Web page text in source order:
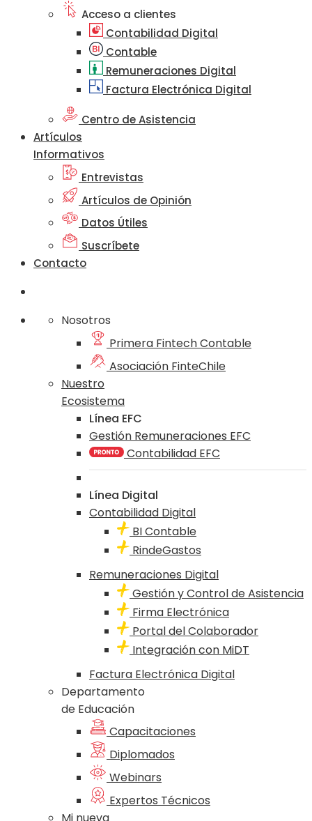
Acceso a clientes
Contabilidad Digital
Contable
Remuneraciones Digital
Factura Electrónica Digital
Centro de Asistencia
Artículos
Informativos
Entrevistas
Artículos de Opinión
Datos Útiles
Suscríbete
Contacto
Nosotros
Primera Fintech Contable
Asociación FinteChile
Nuestro
Ecosistema
Línea EFC
Gestión Remuneraciones EFC
Contabilidad EFC
Línea Digital
Contabilidad Digital
BI Contable
RindeGastos
Remuneraciones Digital
Gestión y Control de Asistencia
Firma Electrónica
Portal del Colaborador
Integración con MiDT
Factura Electrónica Digital
Departamento
de Educación
Capacitaciones
Diplomados
Webinars
Expertos Técnicos
Mi nueva